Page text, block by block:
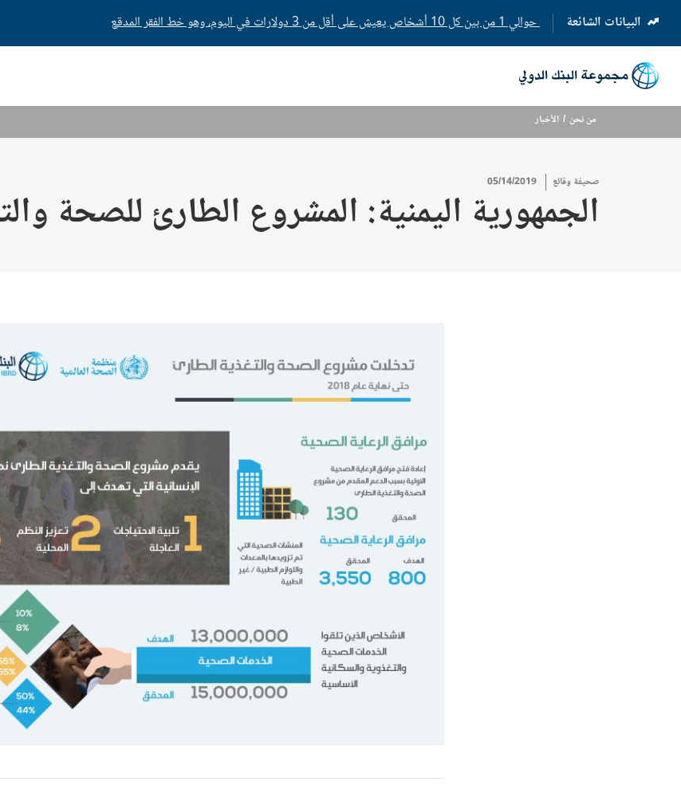
البيانات الشائعة حوالي 1 من بين كل 10 أشخاص يعيش على أقل من 3 دولارات في اليوم، وهو خط الفقر المدقع
(opens
in
a
new
tab)
من نحن الأخبار
صحيفة وقائع 05/14/2019
الجمهورية اليمنية: المشروع الطارئ للصحة